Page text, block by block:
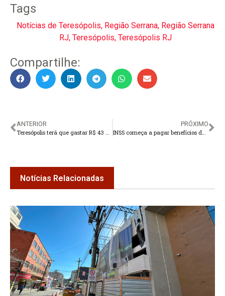
Tags
Notícias de Teresópolis, Região Serrana, Região Serrana
RJ, Teresópolis, Teresópolis RJ
Compartilhe:
ANTERIOR
Teresópolis terá que gastar R$ 43 milhões a mais na Educação em 2024
PRÓXIMO
INSS começa a pagar benefícios de fevereiro a partir do dia 23
Notícias Relacionadas